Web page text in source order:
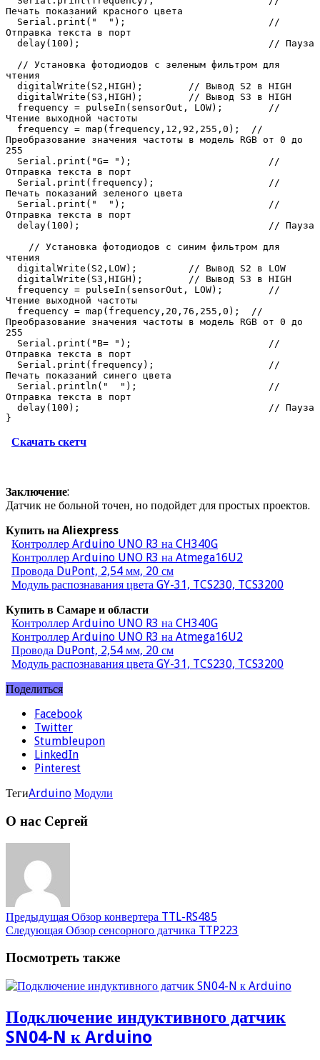
Печать показаний красного цвета
Отправка текста в порт
чтения
Чтение выходной частоты
Преобразование значения частоты в модель RGB от 0 до
255
Отправка текста в порт
Печать показаний зеленого цвета
Отправка текста в порт
чтения
Чтение выходной частоты
Преобразование значения частоты в модель RGB от 0 до
255
Отправка текста в порт
Печать показаний синего цвета
Отправка текста в порт
}
Скачать скетч
Заключение:
Датчик не больной точен, но подойдет для простых проектов.
Купить на Aliexpress
Контроллер Arduino UNO R3 на CH340G
Контроллер Arduino UNO R3 на Atmega16U2
Провода DuPont, 2,54 мм, 20 см
Модуль распознавания цвета GY-31, TCS230, TCS3200
Купить в Самаре и области
Контроллер Arduino UNO R3 на CH340G
Контроллер Arduino UNO R3 на Atmega16U2
Провода DuPont, 2,54 мм, 20 см
Модуль распознавания цвета GY-31, TCS230, TCS3200
Поделиться
Facebook
Twitter
Stumbleupon
LinkedIn
Pinterest
ТегиArduino Модули
О нас Сергей
Предыдущая Обзор конвертера TTL-RS485
Следующая Обзор сенсорного датчика TTP223
Посмотреть также
Подключение индуктивного датчик
SN04-N к Arduino